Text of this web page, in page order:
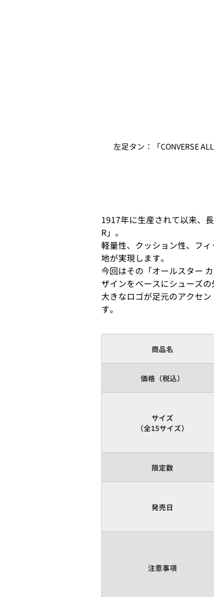
左足タン：「CONVERSE
1917年に生産されて以来、
R」。
軽量性、クッション性、フ
地が実現します。
今回はその「オールスター
ザインをベースにシューズ
大きなロゴが足元のアクセ
す。
商品名
価格（税込）
サイズ
（全15サイズ）
限定数
発売日
注意事項